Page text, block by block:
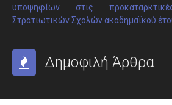
υποψηφίων στις
Στρατιωτικών Σχολών ακαδημαϊκού
Δημοφιλή Άρθρα